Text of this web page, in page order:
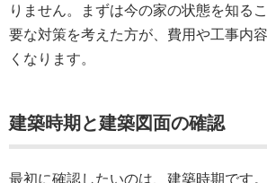
りません。まずは今の家の状態を知る
要な対策を考えた方が、費用や工事内
くなります。
建築時期と建築図面の確認
最初に確認したいのは、建築時期です